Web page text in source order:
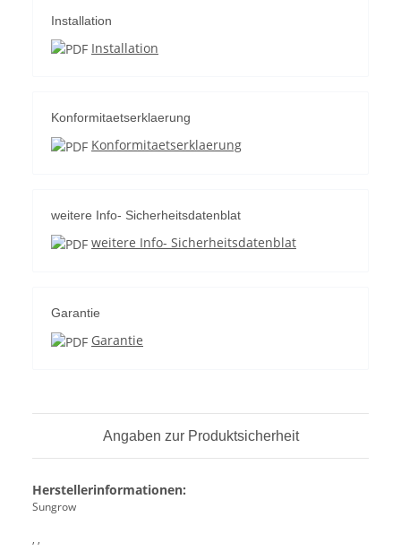
Installation
Installation
Konformitaetserklaerung
Konformitaetserklaerung
weitere Info- Sicherheitsdatenblat
weitere Info- Sicherheitsdatenblat
Garantie
Garantie
Angaben zur Produktsicherheit
Herstellerinformationen:
Sungrow
, ,